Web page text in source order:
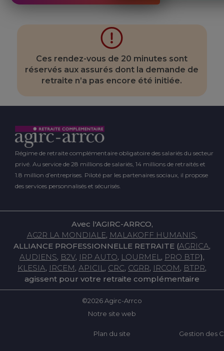
Ces rendez-vous de 20 minutes sont
réservés aux assurés dont la demande de
retraite n’a pas encore été initiée.
Régime de retraite complémentaire obligatoire des salariés du secteur
privé. Au service de 28 millions de salariés, 14 millions de retraités et
1.8 million d’entreprises. Piloté par les partenaires sociaux, il propose
des services personnalisés et sécurisés.
Avec l'AGIRC-ARRCO,
AG2R LA MONDIALE, MALAKOFF HUMANIS,
ALLIANCE PROFESSIONNELLE RETRAITE (AGRICA,
AUDIENS, B2V, IRP AUTO, LOURMEL , PRO BTP),
KLESIA, IRCEM, APICIL , CRC, CGRR, IRCOM, BTPR,
agissent pour votre retraite complémentaire
©2026 Agirc-Arrco
Notre site web
Plan du site Gestion des